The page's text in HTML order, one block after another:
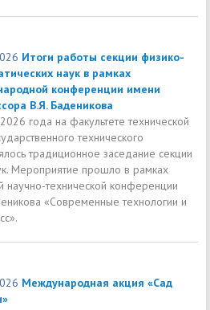
Итоги работы секции физико-
наук в рамках
конференции имени
В.Я. Баденикова
года на факультете технической
технического
традиционное заседание секции
Мероприятие прошло в рамках
технической конференции
«Современные технологии и
Международная акция «Сад